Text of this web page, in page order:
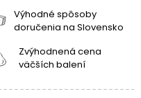
Výhodné spôsoby
doručenia na Slovensko
Zvýhodnená cena
väčších balení